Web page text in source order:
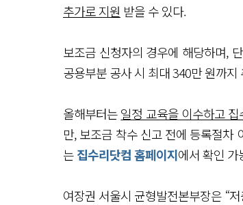
추가로 지원 받을 수 있다.
보조금 신청자의 경우에 해당하며,
공용부분 공사 시 최대 340만 원까
올해부터는일정 교육을 이수하고
만, 보조금 착수 신고 전에 등록절차
는집수리닷컴 홈페이지에서 확인
여장권 서울시 균형발전본부장은 “